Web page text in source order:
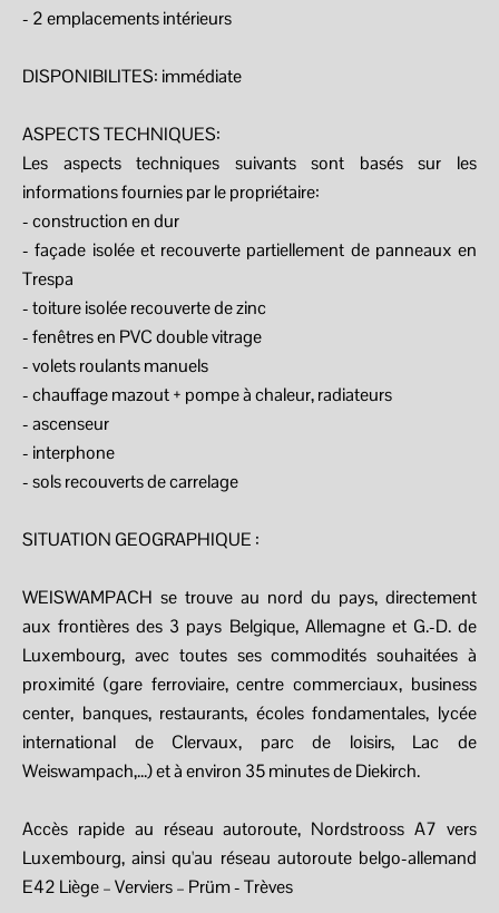
- 2 emplacements intérieurs
DISPONIBILITES: immédiate
ASPECTS TECHNIQUES:
Les aspects techniques suivants sont basés sur les
informations fournies par le propriétaire:
- construction en dur
- façade isolée et recouverte partiellement de panneaux en
Trespa
- toiture isolée recouverte de zinc
- fenêtres en PVC double vitrage
- volets roulants manuels
- chauffage mazout + pompe à chaleur, radiateurs
- ascenseur
- interphone
- sols recouverts de carrelage
SITUATION GEOGRAPHIQUE :
WEISWAMPACH se trouve au nord du pays, directement
aux frontières des 3 pays Belgique, Allemagne et G.-D. de
Luxembourg, avec toutes ses commodités souhaitées à
proximité (gare ferroviaire, centre commerciaux, business
center, banques, restaurants, écoles fondamentales, lycée
international de Clervaux, parc de loisirs, Lac de
Weiswampach,...) et à environ 35 minutes de Diekirch.
Accès rapide au réseau autoroute, Nordstrooss A7 vers
Luxembourg, ainsi qu'au réseau autoroute belgo-allemand
E42 Liège – Verviers – Prüm - Trèves